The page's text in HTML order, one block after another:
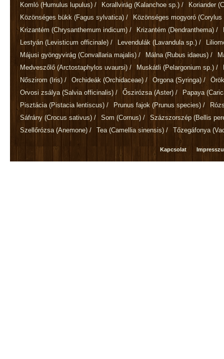
Komló (Humulus lupulus) / Korallvirág (Kalanchoe sp.) / Koriander
Közönséges bükk (Fagus sylvatica) / Közönséges mogyoró (Corylus
Krizantém (Chrysanthemum indicum) / Krizantém (Dendranthema) /
Lestyán (Levisticum officinale) / Levendulák (Lavandula sp.) /
Májusi gyöngyvirág (Convallaria majalis) / Málna (Rubus idaeus) /
Medveszőlő(Arctostaphylos uvaursi) / Muskátli (Pelargonium sp.) /
Nőszirom (Iris) / Orchideák (Orchidaceae) / Orgona (Syringa) /
Orvosi zsálya (Salvia officinalis) / Őszirózsa (Aster) / Papaya
Pisztácia (Pistacia lentiscus) / Prunus fajok (Prunus species) /
Sáfrány (Crocus sativus) / Som (Cornus) / Százszorszép (Bellis
Szellőrózsa (Anemone) / Tea (Camellia sinensis) / Tőzegáfonya
Kapcsolat